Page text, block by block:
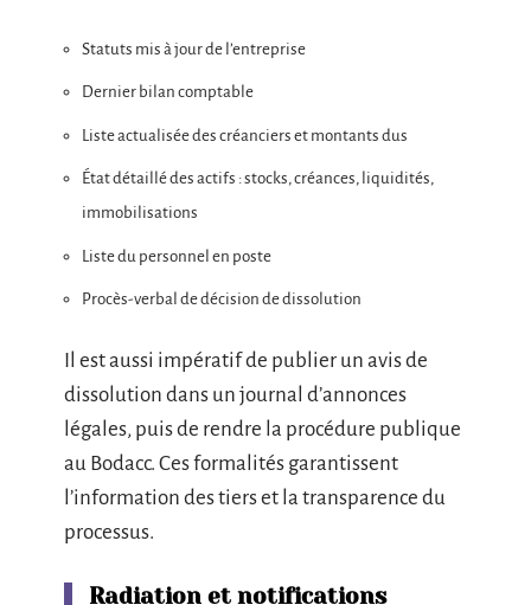
Statuts mis à jour de l’entreprise
Dernier bilan comptable
Liste actualisée des créanciers et montants dus
État détaillé des actifs : stocks, créances, liquidités,
immobilisations
Liste du personnel en poste
Procès-verbal de décision de dissolution
Il est aussi impératif de publier un avis de
dissolution dans un journal d’annonces
légales, puis de rendre la procédure publique
au Bodacc. Ces formalités garantissent
l’information des tiers et la transparence du
processus.
Radiation et notifications